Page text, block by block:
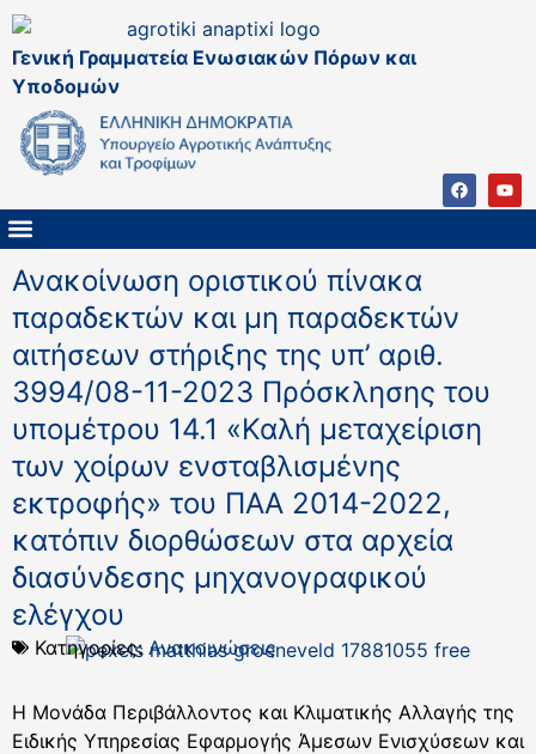
Γενική Γραμματεία Ενωσιακών Πόρων και
Υποδομών
Ανακοίνωση οριστικού πίνακα
παραδεκτών και μη παραδεκτών
αιτήσεων στήριξης της υπ’ αριθ.
3994/08-11-2023 Πρόσκλησης του
υπομέτρου 14.1 «Καλή μεταχείριση
των χοίρων ενσταβλισμένης
εκτροφής» του ΠΑΑ 2014-2022,
κατόπιν διορθώσεων στα αρχεία
διασύνδεσης μηχανογραφικού
ελέγχου
Κατηγορίες: Ανακοινώσεις
Η Μονάδα Περιβάλλοντος και Κλιματικής Αλλαγής της
Ειδικής Υπηρεσίας Εφαρμογής Άμεσων Ενισχύσεων και